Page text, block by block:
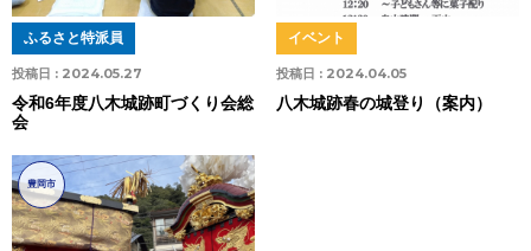
投稿日 : 2024.05.27
ふるさと特派員
令和6年度八木城跡町づくり会総
会
投稿日 : 2024.04.05
イベント
八木城跡春の城登り（案内）
豊岡市